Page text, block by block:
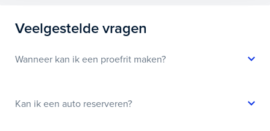
Veelgestelde vragen
Wanneer kan ik een proefrit maken?
Kan ik een auto reserveren?